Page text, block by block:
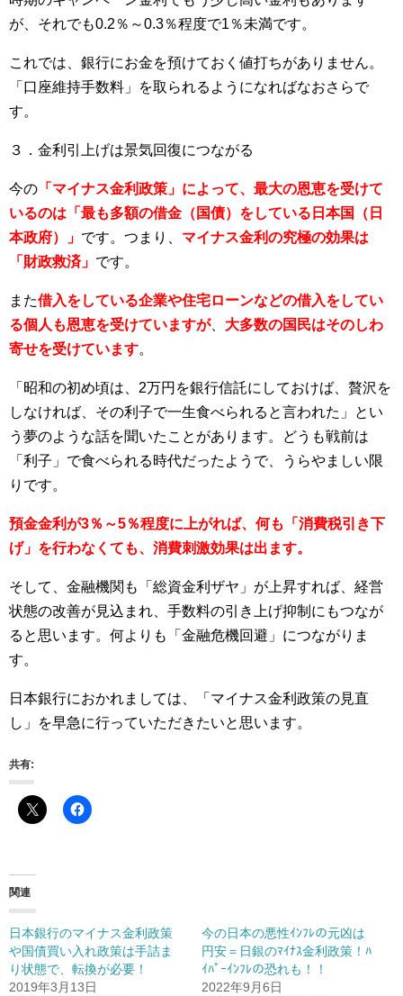
が、それでも0.2％～0.3％程度で1％未満です。
これでは、銀行にお金を預けておく値打ちがありません。
「口座維持手数料」を取られるようになればなおさらで
す。
３．金利引上げは景気回復につながる
今の 「マイナス金利政策」によって、最大の恩恵を受けて
いるのは「最も多額の借金（国債）をしている日本国（日
本政府）」 です。つまり、 マイナス金利の究極の効果は
「財政救済」 です。
また借入をしている企業や住宅ローンなどの借入をしてい
る個人も恩恵を受けていますが、 大多数の国民はそのしわ
寄せを受けています。
「昭和の初め頃は、2万円を銀行信託にしておけば、贅沢を
しなければ、その利子で一生食べられると言われた」とい
う夢のような話を聞いたことがあります。どうも戦前は
「利子」で食べられる時代だったようで、うらやましい限
りです。
預金金利が3％～5％程度に上がれば、何も「消費税引き下
げ」を行わなくても、消費刺激効果は出ます。
そして、金融機関も「総資金利ザヤ」が上昇すれば、経営
状態の改善が見込まれ、手数料の引き上げ抑制にもつなが
ると思います。何よりも「金融危機回避」につながりま
す。
日本銀行におかれましては、「マイナス金利政策の見直
し」を早急に行っていただきたいと思います。
共有:
関連
日本銀行のマイナス金利政策
や国債買い入れ政策は手詰ま
り状態で、転換が必要！
2019年3月13日
今の日本の悪性ｲﾝﾌﾚの元凶は
円安＝日銀のﾏｲﾅｽ金利政策！ﾊ
ｲﾊﾟｰｲﾝﾌﾚの恐れも！！
2022年9月6日